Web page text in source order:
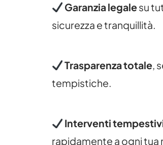
Garanzia legalesu
sicurezza e tranquillità.
Trasparenza totale,
tempistiche.
Interventi
rapidamente a ogni tua